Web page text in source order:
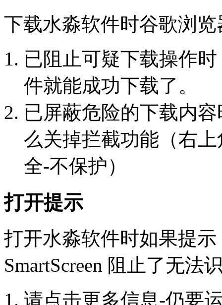
下载水淼软件时谷歌浏
已阻止可疑下载操作
件就能成功下载了。
已屏蔽危险的下载内
么关掉拦截功能（右
全-不保护）
打开提示
打开水淼软件时如果提示
SmartScreen 阻止了无法
请点击更多信息-仍要